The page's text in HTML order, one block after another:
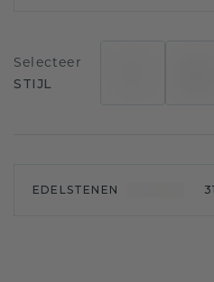
Selecteer
STIJL
EDELSTENEN 31